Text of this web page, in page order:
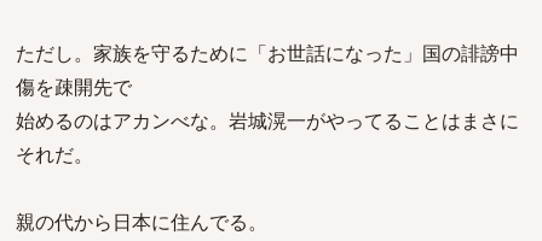
ただし。家族を守るために「お世話になった」国の誹謗中
傷を疎開先で
始めるのはアカンべな。岩城滉一がやってることはまさに
それだ。
親の代から日本に住んでる。